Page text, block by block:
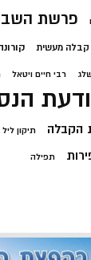
פרשת
קבלה מעשית
רבי חיים ויטאל
הקבלה תיקון
תפילה